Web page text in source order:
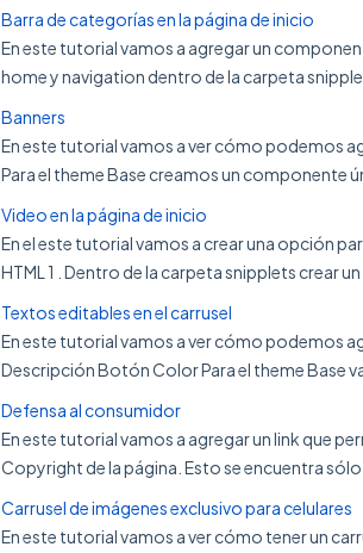
Barra de categorías en la página de inicio
En este tutorial vamos a agregar un
home y navigation dentro de la carpeta
Banners
En este tutorial vamos a ver cómo podemos
Para el theme Base creamos un componente
Video en la página de inicio
En el este tutorial vamos a crear una opción
HTML 1 . Dentro de la carpeta snipplets crear
Textos editables en el carrusel
En este tutorial vamos a ver cómo podemos
Descripción Botón Color Para el theme Base
Defensa al consumidor
En este tutorial vamos a agregar un link que
Copyright de la página. Esto se encuentra
Carrusel de imágenes exclusivo para celulares
En este tutorial vamos a ver cómo tener un